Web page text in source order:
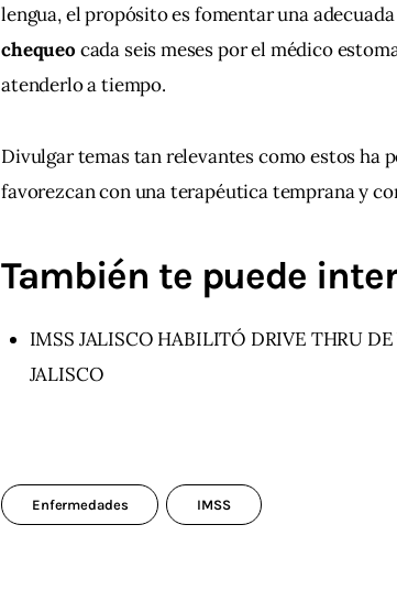
lengua, el propósito es fomentar una
chequeo cada seis meses por el médico
atenderlo a tiempo.
Divulgar temas tan relevantes como estos ha
favorezcan con una terapéutica temprana y
También te puede
IMSS JALISCO HABILITÓ DRIVE THRU
JALISCO
Enfermedades IMSS